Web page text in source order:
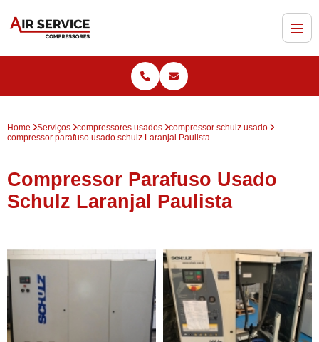
Home Serviços compressores usados
compressor schulz usado
compressor parafuso usado schulz Laranjal Paulista
Compressor Parafuso Usado
Schulz Laranjal Paulista